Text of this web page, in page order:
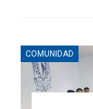
COMUNIDAD